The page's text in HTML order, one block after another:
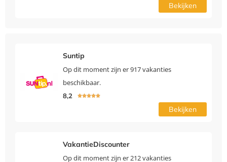
Bekijken
Suntip
Op dit moment zijn er 917 vakanties
beschikbaar.
8,2 
Bekijken
VakantieDiscounter
Op dit moment zijn er 212 vakanties